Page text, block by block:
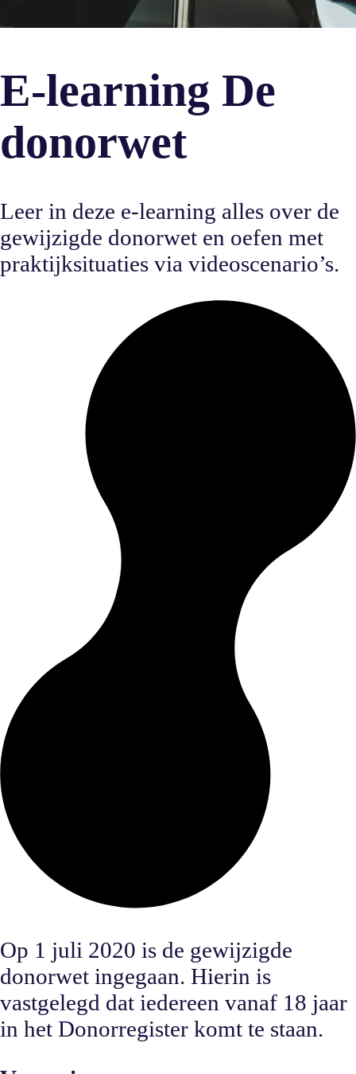
E-learning De
donorwet
Leer in deze e-learning alles over de
gewijzigde donorwet en oefen met
praktijksituaties via videoscenario’s.
Op 1 juli 2020 is de gewijzigde
donorwet ingegaan. Hierin is
vastgelegd dat iedereen vanaf 18 jaar
in het Donorregister komt te staan.